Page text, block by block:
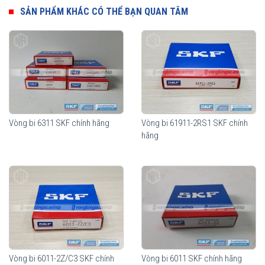
phí cho từng nhu cầu sử dụng của thiết bị.
Vòng bi SKF 6011 có sẵn mỡ bôi trơn bên trong và sử dụng 2 nắp
chắn mỡ (2Z), thích hợp sử dụng trong môi trường bụi bẩn
Mua vòng bi SKF 6011 tại các Đại lý uỷ quyền để đảm bảo sản
SẢN PHẨM KHÁC CÓ THỂ BẠN QUAN TÂM
Vòng bi 6311 SKF chính hãng
Vòng bi 61911-2RS1 SKF chính
hãng
Vòng bi 6011-2Z/C3 SKF chính Vòng bi 6011 SKF chính hãng